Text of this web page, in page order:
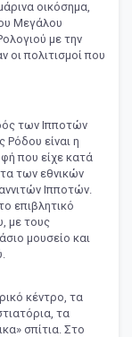
οικόσημα,
Μεγάλου
με την
οι πολιτισμοί που
των Ιπποτών
είναι η
που είχε κατά
των εθνικών
Ιπποτών.
επιβλητικό
με τους
μουσείο και
κέντρο, τα
τα
σπίτια. Στο